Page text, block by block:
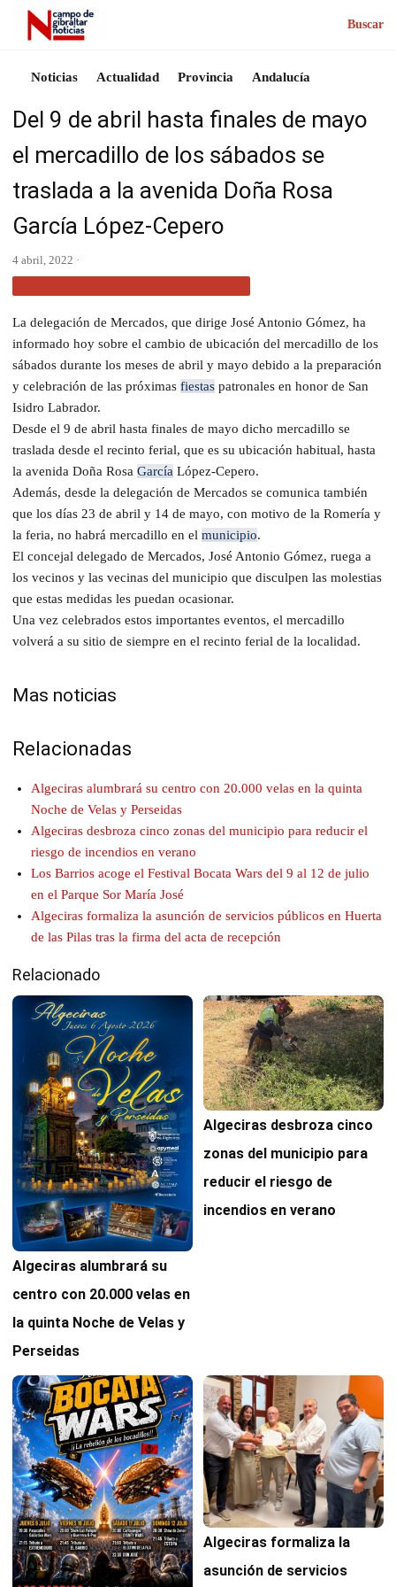
Buscar
Noticias Actualidad Provincia Andalucía
Del 9 de abril hasta finales de mayo
el mercadillo de los sábados se
traslada a la avenida Doña Rosa
García López-Cepero
4 abril, 2022 ·
La delegación de Mercados, que dirige José Antonio Gómez, ha
informado hoy sobre el cambio de ubicación del mercadillo de los
sábados durante los meses de abril y mayo debido a la preparación
y celebración de las próximas fiestas patronales en honor de San
Isidro Labrador.
Desde el 9 de abril hasta finales de mayo dicho mercadillo se
traslada desde el recinto ferial, que es su ubicación habitual, hasta
la avenida Doña Rosa García López-Cepero.
Además, desde la delegación de Mercados se comunica también
que los días 23 de abril y 14 de mayo, con motivo de la Romería y
la feria, no habrá mercadillo en el municipio.
El concejal delegado de Mercados, José Antonio Gómez, ruega a
los vecinos y las vecinas del municipio que disculpen las molestias
que estas medidas les puedan ocasionar.
Una vez celebrados estos importantes eventos, el mercadillo
volverá a su sitio de siempre en el recinto ferial de la localidad.
Mas noticias
Relacionadas
Algeciras alumbrará su centro con 20.000 velas en la quinta
Noche de Velas y Perseidas
Algeciras desbroza cinco zonas del municipio para reducir el
riesgo de incendios en verano
Los Barrios acoge el Festival Bocata Wars del 9 al 12 de julio
en el Parque Sor María José
Algeciras formaliza la asunción de servicios públicos en Huerta
de las Pilas tras la firma del acta de recepción
Relacionado
Algeciras alumbrará su
centro con 20.000 velas en
la quinta Noche de Velas y
Perseidas
Algeciras desbroza cinco
zonas del municipio para
reducir el riesgo de
incendios en verano
Algeciras formaliza la
asunción de servicios